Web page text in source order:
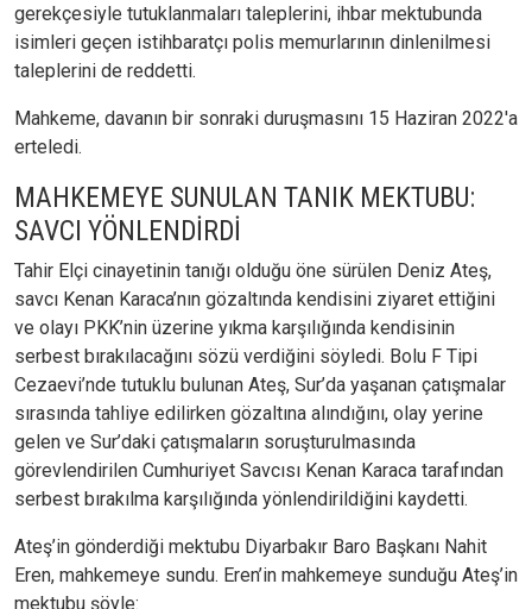
gerekçesiyle tutuklanmaları taleplerini, ihbar mektubunda
isimleri geçen istihbaratçı polis memurlarının dinlenilmesi
taleplerini de reddetti.
Mahkeme, davanın bir sonraki duruşmasını 15 Haziran 2022'a
erteledi.
MAHKEMEYE SUNULAN TANIK MEKTUBU:
SAVCI YÖNLENDİRDİ
Tahir Elçi cinayetinin tanığı olduğu öne sürülen Deniz Ateş,
savcı Kenan Karaca’nın gözaltında kendisini ziyaret ettiğini
ve olayı PKK’nin üzerine yıkma karşılığında kendisinin
serbest bırakılacağını sözü verdiğini söyledi. Bolu F Tipi
Cezaevi’nde tutuklu bulunan Ateş, Sur’da yaşanan çatışmalar
sırasında tahliye edilirken gözaltına alındığını, olay yerine
gelen ve Sur’daki çatışmaların soruşturulmasında
görevlendirilen Cumhuriyet Savcısı Kenan Karaca tarafından
serbest bırakılma karşılığında yönlendirildiğini kaydetti.
Ateş’in gönderdiği mektubu Diyarbakır Baro Başkanı Nahit
Eren, mahkemeye sundu. Eren’in mahkemeye sunduğu Ateş’in
mektubu şöyle: